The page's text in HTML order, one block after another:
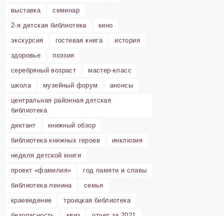
выставка
семинар
2-я детская библиотека
кино
экскурсия
гостевая книга
история
здоровье
поэзия
серебряный возраст
мастер-класс
школа
музейный форум
анонсы
центральная районная детская
библиотека
диктант
книжный обзор
библиотека книжных героев
инклюзия
неделя детской книги
проект «фамилия»
год памяти и славы
библиотека ленина
семья
краеведение
троицкая библиотека